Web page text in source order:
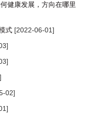
健康发展，方向在哪里
式 [2022-06-01]
02]